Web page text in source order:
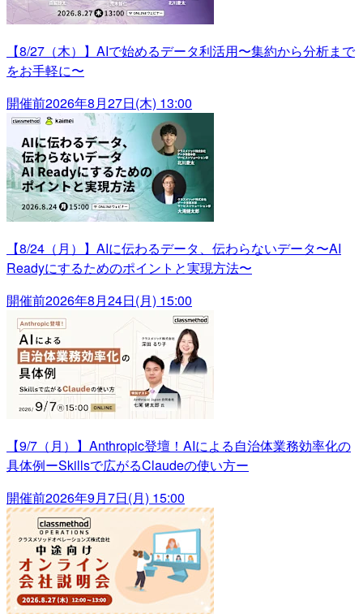
【8/27（木）】AIで始めるデータ利活用〜集約から分析まで
をお手軽に〜
開催前2026年8月27日(木) 13:00
【8/24（月）】AIに伝わるデータ、伝わらないデータ〜AI
Readyにするためのポイントと実現方法〜
開催前2026年8月24日(月) 15:00
【9/7（月）】Anthropic登壇！AIによる自治体業務効率化の
具体例ーSkillsで広がるClaudeの使い方ー
開催前2026年9月7日(月) 15:00